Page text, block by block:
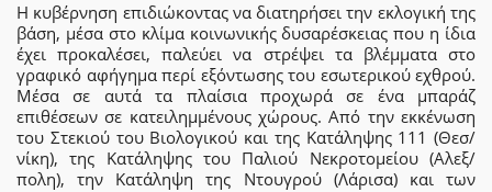
Η κυβέρνηση επιδιώκοντας να διατηρήσει την εκλογική της
βάση, μέσα στο κλίμα κοινωνικής δυσαρέσκειας που η ίδια
έχει προκαλέσει, παλεύει να στρέψει τα βλέμματα στο
γραφικό αφήγημα περί εξόντωσης του εσωτερικού εχθρού.
Μέσα σε αυτά τα πλαίσια προχωρά σε ένα μπαράζ
επιθέσεων σε κατειλημμένους χώρους. Από την εκκένωση
του Στεκιού του Βιολογικού και της Κατάληψης 111 (Θεσ/
νίκη), της Κατάληψης του Παλιού Νεκροτομείου (Αλεξ/
πολη), την Κατάληψη της Ντουγρού (Λάρισα) και των